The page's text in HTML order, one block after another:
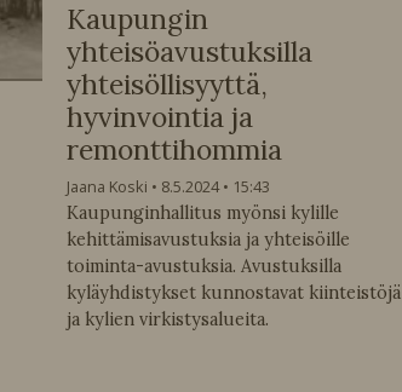
Kaupungin
yhteisöavustuksilla
yhteisöllisyyttä,
hyvinvointia ja
remonttihommia
Jaana Koski 8.5.2024
15:43
Kaupunginhallitus myönsi kylille
kehittämisavustuksia ja yhteisöille
toiminta-avustuksia. Avustuksilla
kyläyhdistykset kunnostavat kiinteistöjä
ja kylien virkistysalueita.